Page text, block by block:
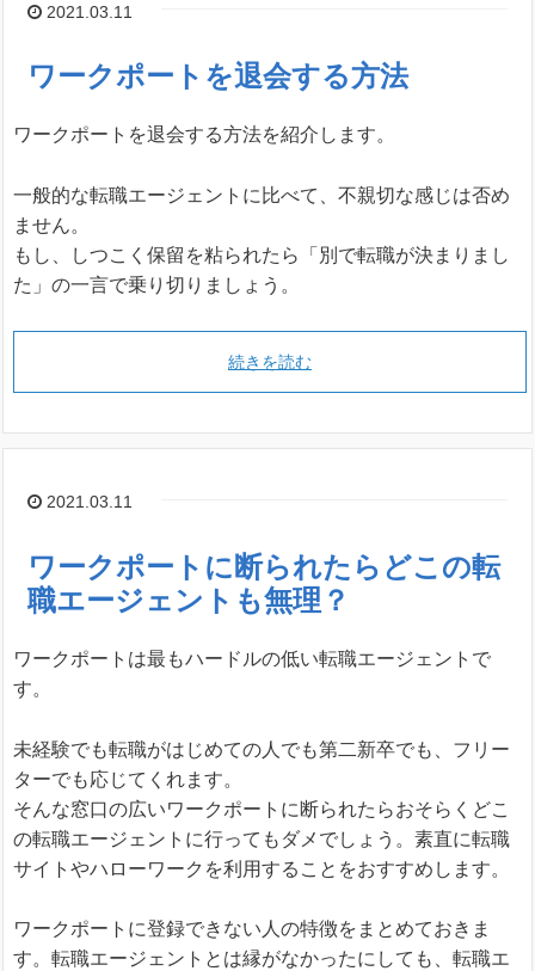
2021.03.11
ワークポートを退会する方法
ワークポートを退会する方法を紹介します。
一般的な転職エージェントに比べて、不親切な感じは否め
ません。
もし、しつこく保留を粘られたら「別で転職が決まりまし
た」の一言で乗り切りましょう。
続きを読む
2021.03.11
ワークポートに断られたらどこの転
職エージェントも無理？
ワークポートは最もハードルの低い転職エージェントで
す。
未経験でも転職がはじめての人でも第二新卒でも、フリー
ターでも応じてくれます。
そんな窓口の広いワークポートに断られたらおそらくどこ
の転職エージェントに行ってもダメでしょう。素直に転職
サイトやハローワークを利用することをおすすめします。
ワークポートに登録できない人の特徴をまとめておきま
す。転職エージェントとは縁がなかったにしても、転職エ